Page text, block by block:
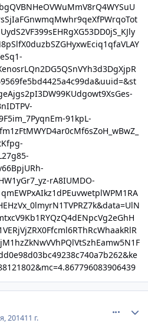
91kpL-
rA8IUMDO-
201411 г.